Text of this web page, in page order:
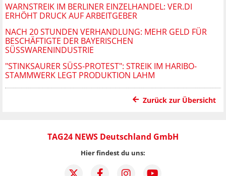
WARNSTREIK IM BERLINER EINZELHANDEL: VER.DI
ERHÖHT DRUCK AUF ARBEITGEBER
NACH 20 STUNDEN VERHANDLUNG: MEHR GELD FÜR
BESCHÄFTIGTE DER BAYERISCHEN
SÜSSWARENINDUSTRIE
"STINKSAURER SÜSS-PROTEST": STREIK IM HARIBO-S
TAMMWERK LEGT PRODUKTION LAHM
Zurück zur Übersicht
TAG24 NEWS Deutschland GmbH
Hier findest du uns: